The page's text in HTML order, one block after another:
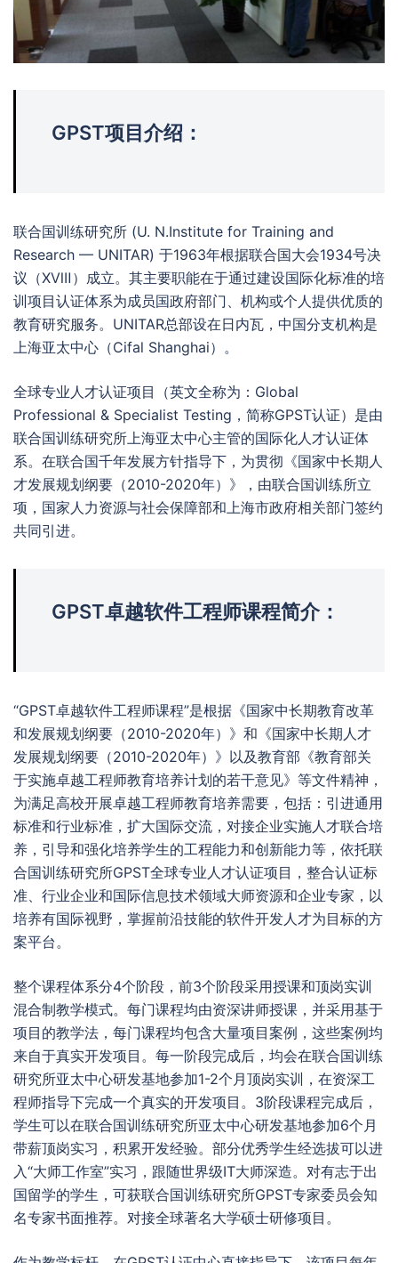
GPST项目介绍：
联合国训练研究所 (U. N.Institute for Training and
Research — UNITAR) 于1963年根据联合国大会1934号决
议（ⅩⅧ）成立。其主要职能在于通过建设国际化标准的培
训项目认证体系为成员国政府部门、机构或个人提供优质的
教育研究服务。UNITAR总部设在日内瓦，中国分支机构是
上海亚太中心（Cifal Shanghai）。
全球专业人才认证项目（英文全称为：Global
Professional & Specialist Testing，简称GPST认证）是由
联合国训练研究所上海亚太中心主管的国际化人才认证体
系。在联合国千年发展方针指导下，为贯彻《国家中长期人
才发展规划纲要（2010-2020年）》，由联合国训练所立
项，国家人力资源与社会保障部和上海市政府相关部门签约
共同引进。
GPST卓越软件工程师课程简介：
“GPST卓越软件工程师课程”是根据《国家中长期教育改革
和发展规划纲要（2010-2020年）》和《国家中长期人才
发展规划纲要（2010-2020年）》以及教育部《教育部关
于实施卓越工程师教育培养计划的若干意见》等文件精神，
为满足高校开展卓越工程师教育培养需要，包括：引进通用
标准和行业标准，扩大国际交流，对接企业实施人才联合培
养，引导和强化培养学生的工程能力和创新能力等，依托联
合国训练研究所GPST全球专业人才认证项目，整合认证标
准、行业企业和国际信息技术领域大师资源和企业专家，以
培养有国际视野，掌握前沿技能的软件开发人才为目标的方
案平台。
整个课程体系分4个阶段，前3个阶段采用授课和顶岗实训
混合制教学模式。每门课程均由资深讲师授课，并采用基于
项目的教学法，每门课程均包含大量项目案例，这些案例均
来自于真实开发项目。每一阶段完成后，均会在联合国训练
研究所亚太中心研发基地参加1-2个月顶岗实训，在资深工
程师指导下完成一个真实的开发项目。3阶段课程完成后，
学生可以在联合国训练研究所亚太中心研发基地参加6个月
带薪顶岗实习，积累开发经验。部分优秀学生经选拔可以进
入“大师工作室”实习，跟随世界级IT大师深造。对有志于出
国留学的学生，可获联合国训练研究所GPST专家委员会知
名专家书面推荐。对接全球著名大学硕士研修项目。